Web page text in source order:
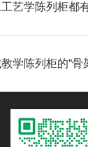
艺学陈列柜都